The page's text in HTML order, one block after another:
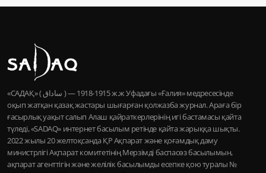
«САДАҚ» ( ساداق ) — 1915-1918 ж.ж Уфадағы «Ғалия» медресесінде
оқып жатқан қазақ жастары шығарған қолжазба журнал. Араға бір
ғасырлық уақыт салып Алаш қайраткерлерінің игі бастамасы қайта
түледі, «SADAQ» интернет басылым ретінде қайта жарыққа шықты.
2022 жылы 20 желтоқсанда ҚР Ақпарат және қоғамдық даму
министрлігі Ақпарат комитетінің Мерзімді баспасөз басылымын,
ақпарат агенттігін және желілік басылымды есепке қою туралы №